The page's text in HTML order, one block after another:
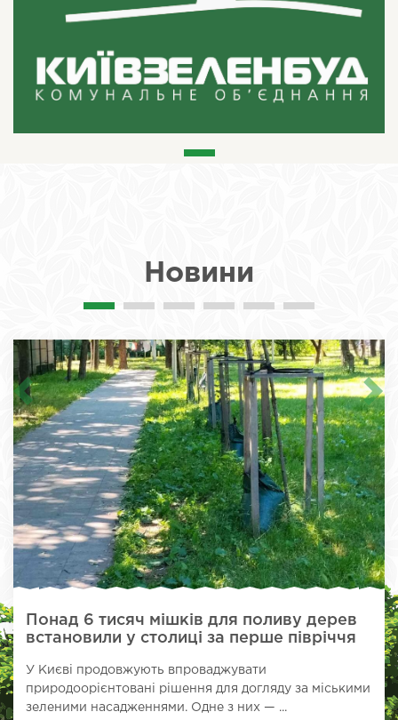
Новини
Понад 6 тисяч мішків для поливу дерев
встановили у столиці за перше півріччя
У Києві продовжують впроваджувати
природоорієнтовані рішення для догляду за міськими
зеленими насадженнями. Одне з них — ...